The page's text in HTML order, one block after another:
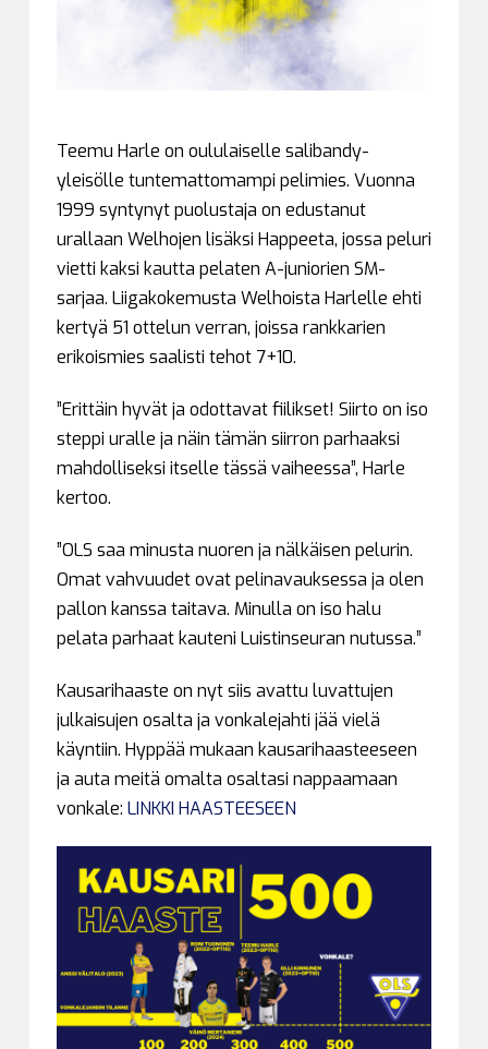
Teemu Harle on oululaiselle salibandy-
yleisölle tuntemattomampi pelimies. Vuonna
1999 syntynyt puolustaja on edustanut
urallaan Welhojen lisäksi Happeeta, jossa peluri
vietti kaksi kautta pelaten A-juniorien SM-
sarjaa. Liigakokemusta Welhoista Harlelle ehti
kertyä 51 ottelun verran, joissa rankkarien
erikoismies saalisti tehot 7+10.
”Erittäin hyvät ja odottavat fiilikset! Siirto on iso
steppi uralle ja näin tämän siirron parhaaksi
mahdolliseksi itselle tässä vaiheessa”, Harle
kertoo.
”OLS saa minusta nuoren ja nälkäisen pelurin.
Omat vahvuudet ovat pelinavauksessa ja olen
pallon kanssa taitava. Minulla on iso halu
pelata parhaat kauteni Luistinseuran nutussa.”
Kausarihaaste on nyt siis avattu luvattujen
julkaisujen osalta ja vonkalejahti jää vielä
käyntiin. Hyppää mukaan kausarihaasteeseen
ja auta meitä omalta osaltasi nappaamaan
vonkale: LINKKI HAASTEESEEN